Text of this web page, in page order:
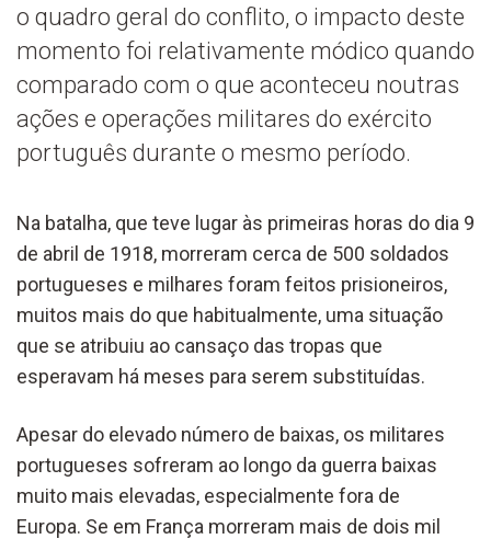
o quadro geral do conflito, o impacto deste
momento foi relativamente módico quando
comparado com o que aconteceu noutras
ações e operações militares do exército
português durante o mesmo período.
Na batalha, que teve lugar às primeiras horas do dia 9
de abril de 1918, morreram cerca de 500 soldados
portugueses e milhares foram feitos prisioneiros,
muitos mais do que habitualmente, uma situação
que se atribuiu ao cansaço das tropas que
esperavam há meses para serem substituídas.
Apesar do elevado número de baixas, os militares
portugueses sofreram ao longo da guerra baixas
muito mais elevadas, especialmente fora de
Europa. Se em França morreram mais de dois mil